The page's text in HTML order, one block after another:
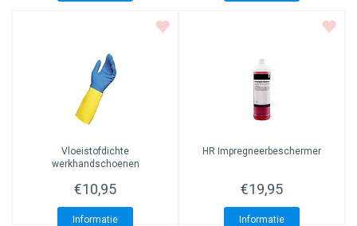
Vloeistofdichte
werkhandschoenen
€10,95
Informatie
HR Impregneerbeschermer
€19,95
Informatie